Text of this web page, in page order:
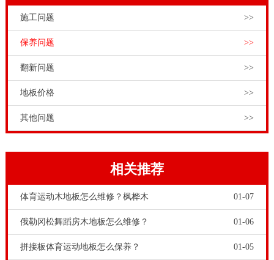
施工问题 >>
保养问题 >>
翻新问题 >>
地板价格 >>
其他问题 >>
相关推荐
体育运动木地板怎么维修？枫桦木 01-07
俄勒冈松舞蹈房木地板怎么维修？ 01-06
拼接板体育运动地板怎么保养？ 01-05